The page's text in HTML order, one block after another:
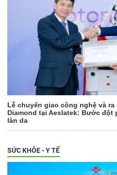
Lễ chuyển giao công nghệ và
Diamond tại Aeslatek: Bước đột
làn da
SỨC KHỎE - Y TẾ